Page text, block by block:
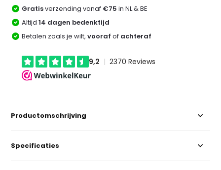
Gratisverzending vanaf €75 in NL & BE
Altijd14 dagen bedenktijd
Betalen zoals je wilt,vooraf of achteraf
Productomschrijving
Specificaties